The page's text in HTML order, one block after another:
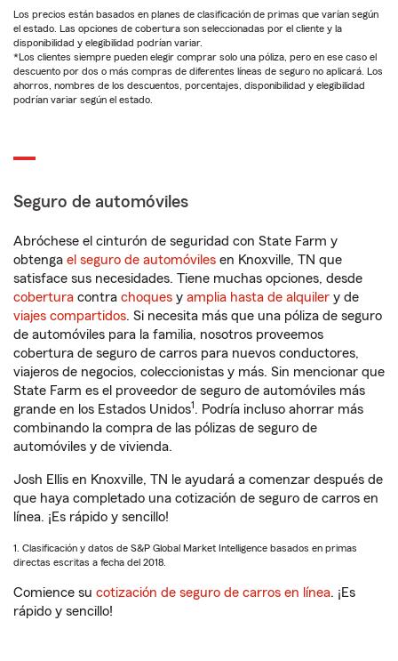
Los precios están basados en planes de clasificación de primas que varían según
el estado. Las opciones de cobertura son seleccionadas por el cliente y la
disponibilidad y elegibilidad podrían variar.
*Los clientes siempre pueden elegir comprar solo una póliza, pero en ese caso el
descuento por dos o más compras de diferentes líneas de seguro no aplicará. Los
ahorros, nombres de los descuentos, porcentajes, disponibilidad y elegibilidad
podrían variar según el estado.
Seguro de automóviles
Abróchese el cinturón de seguridad con State Farm y
obtenga el seguro de automóviles en Knoxville, TN que
satisface sus necesidades. Tiene muchas opciones, desde
cobertura contra choques y amplia hasta de alquiler y de
viajes compartidos. Si necesita más que una póliza de seguro
de automóviles para la familia, nosotros proveemos
cobertura de seguro de carros para nuevos conductores,
viajeros de negocios, coleccionistas y más. Sin mencionar que
State Farm es el proveedor de seguro de automóviles más
grande en los Estados Unidos1. Podría incluso ahorrar más
combinando la compra de las pólizas de seguro de
automóviles y de vivienda.
Josh Ellis en Knoxville, TN le ayudará a comenzar después de
que haya completado una cotización de seguro de carros en
línea. ¡Es rápido y sencillo!
1. Clasificación y datos de S&P Global Market Intelligence basados en primas
directas escritas a fecha del 2018.
Comience su cotización de seguro de carros en línea. ¡Es
rápido y sencillo!